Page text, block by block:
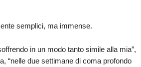
semplici, ma immense.
in un modo tanto simile alla mia”,
“nelle due settimane di coma profondo